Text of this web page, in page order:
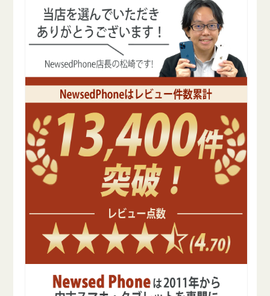
ン
ク
SIM
リ
ー
量
を
減
ら
す
ン
ク
SIM
リ
ー
の
数
量
を
増
や
す